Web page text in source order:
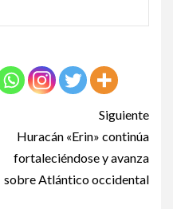
Siguiente
Huracán «Erin» continúa
fortaleciéndose y avanza
sobre Atlántico occidental